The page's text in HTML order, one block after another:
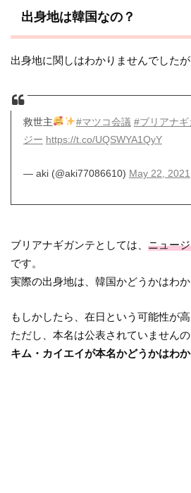
出身地は韓国なの？
出身地に関しはわかりませんでしたが
救世主 #マツコ会議 #ブリアナギ
ジー https://t.co/UQSWYA1QyY
— aki (@aki77086610) May 22, 2021
ブリアナギガンテとしては、ニュー
です。
実際の出身地は、韓国かどうかはわか
もしかしたら、在日という可能性が高
ただし、本名は公表されていません
キム・カイエイが本名かどうかはわか